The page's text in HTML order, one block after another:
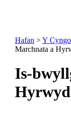
Hafan >Y
Marchnata a
Is-